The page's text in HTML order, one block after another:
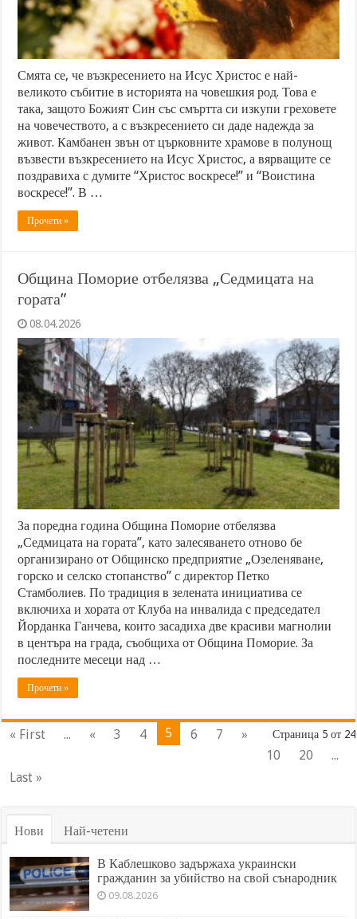
Смята се, че възкресението на Исус Христос е най-
великото събитие в историята на човешкия род. Това е
така, защото Божият Син със смъртта си изкупи греховете
на човечеството, а с възкресението си даде надежда за
живот. Камбанен звън от църковните храмове в полунощ
възвести възкресението на Исус Христос, а вярващите се
поздравиха с думите “Христос воскресе!” и “Воистина
воскресе!”. В …
Прочети »
Община Поморие отбелязва „Седмицата на
гората”
08.04.2026
За поредна година Община Поморие отбелязва
„Седмицата на гората”, като залесяването отново бе
организирано от Общинско предприятие „Озеленяване,
горско и селско стопанство” с директор Петко
Стамболиев. По традиция в зелената инициатива се
включиха и хората от Клуба на инвалида с председател
Йорданка Ганчева, които засадиха две красиви магнолии
в центъра на града, съобщиха от Община Поморие. За
последните месеци над …
Прочети »
Страница 5 от 24
« First ... « 3 4 5 6 7
»
10
20
...
Last »
Нови Най-четени
В Каблешково задържаха украински
гражданин за убийство на свой сънародник
09.08.2026